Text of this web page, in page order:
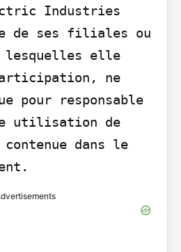
Industries
de ses filiales ou
lesquelles elle
ne
pour responsable
utilisation de
dans le